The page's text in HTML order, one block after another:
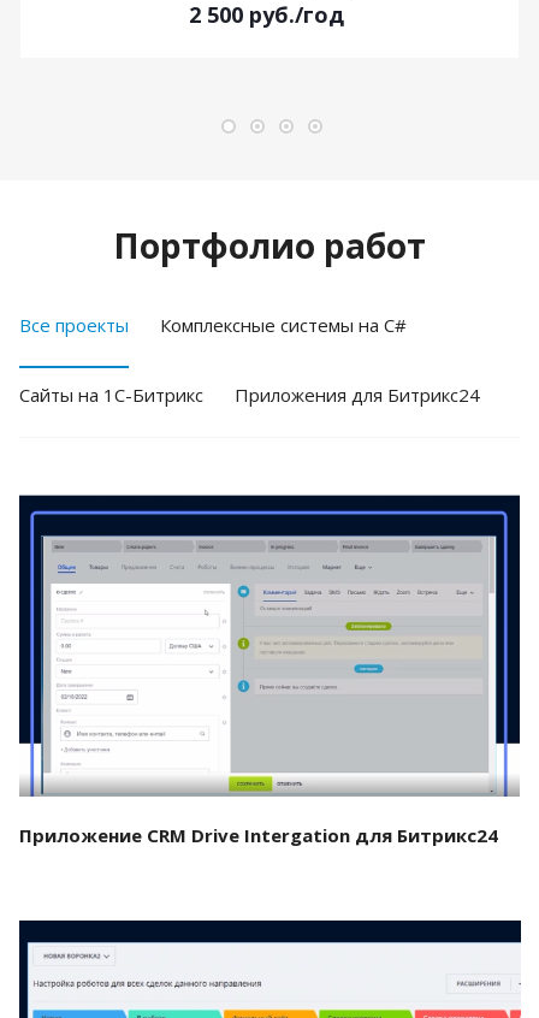
2 500 руб./год
Портфолио работ
Все проекты Комплексные системы на C#
Cайты на 1С-Битрикс Приложения для Битрикс24
Смотреть проект
Приложение CRM Drive Intergation для Битрикс24